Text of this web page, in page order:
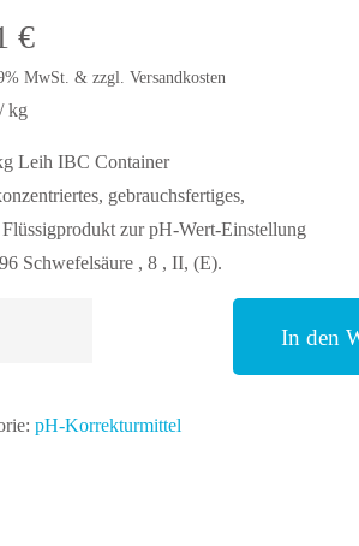
€
MwSt. & zzgl. Versandkosten
kg
Leih IBC Container
gebrauchsfertiges,
Flüssigprodukt zur pH-Wert-Einstellung
Schwefelsäure , 8 , II, (E).
In den
pH-Korrekturmittel